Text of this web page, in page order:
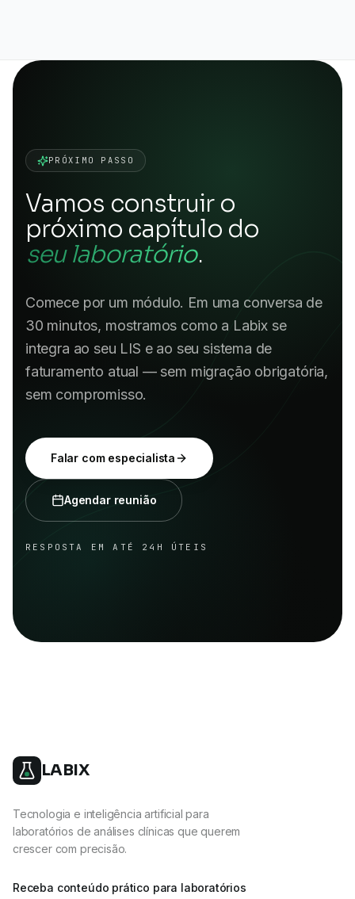
PRÓXIMO PASSO
Vamos construir o
próximo capítulo do
seu laboratório.
Comece por um módulo. Em uma conversa de
30 minutos, mostramos como a Labix se
integra ao seu LIS e ao seu sistema de
faturamento atual — sem migração obrigatória,
sem compromisso.
Falar com especialista
Agendar reunião
RESPOSTA EM ATÉ 24H ÚTEIS
LABIX
Tecnologia e inteligência artificial para
laboratórios de análises clínicas que querem
crescer com precisão.
Receba conteúdo prático para laboratórios